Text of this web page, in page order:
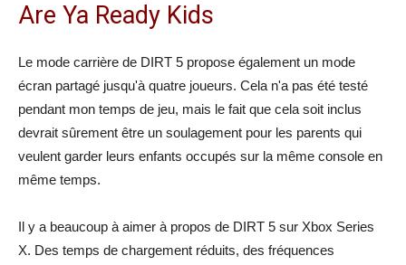
Are Ya Ready Kids
Le mode carrière de DIRT 5 propose également un mode
écran partagé jusqu'à quatre joueurs. Cela n'a pas été testé
pendant mon temps de jeu, mais le fait que cela soit inclus
devrait sûrement être un soulagement pour les parents qui
veulent garder leurs enfants occupés sur la même console en
même temps.
Il y a beaucoup à aimer à propos de DIRT 5 sur Xbox Series
X. Des temps de chargement réduits, des fréquences